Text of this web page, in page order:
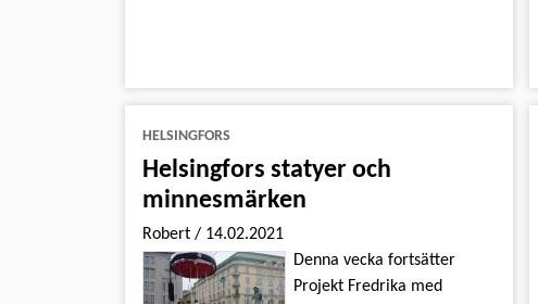
HELSINGFORS
Helsingfors statyer och
minnesmärken
Robert/ 14.02.2021
Denna vecka fortsätter
Projekt Fredrika med